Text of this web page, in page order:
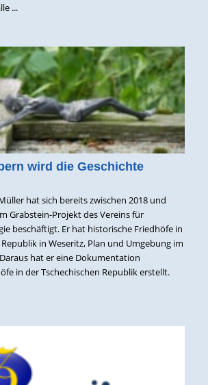
...
wird die Geschichte
hat sich bereits zwischen 2018 und
Grabstein-Projekt des Vereins für
beschäftigt. Er hat historische Friedhöfe in
in Weseritz, Plan und Umgebung im
hat er eine Dokumentation
in der Tschechischen Republik erstellt.